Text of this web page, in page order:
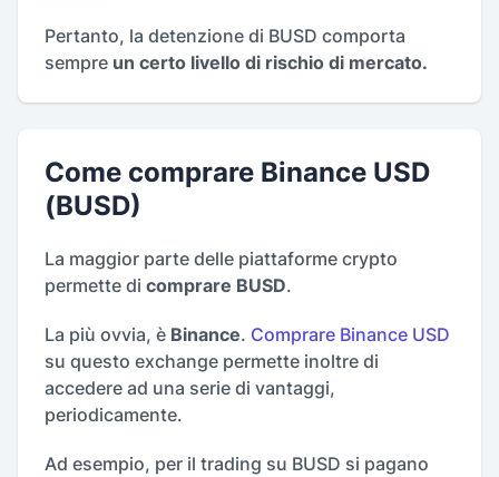
Pertanto, la detenzione di BUSD comporta
sempre un certo livello di rischio di mercato.
Come comprare Binance USD
(BUSD)
La maggior parte delle piattaforme crypto
permette di comprare BUSD.
La più ovvia, è Binance. Comprare Binance USD
su questo exchange permette inoltre di
accedere ad una serie di vantaggi,
periodicamente.
Ad esempio, per il trading su BUSD si pagano